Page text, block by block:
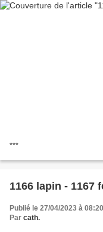
***
1166 lapin - 1167
Publié le 27/04/2023 à 08:20
Par cath.